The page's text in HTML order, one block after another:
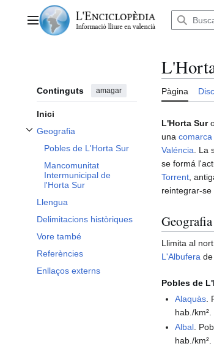
contingutMenú principal
Continguts amagar
Inici
Geografia
Alternar subsecció Geografia
Pobles de L'Horta Sur
Mancomunitat
Intermunicipal de
l'Horta Sur
Llengua
Delimitacions històriques
Vore també
Referències
Enllaços externs
Pàgina
L'Horta Sur
una comarca
Valéncia .
se formá
Torrent ,
reintegrar-se
Geografia
Llimita al
L'Albufera
Pobles de
Alaquàs.
hab./km².
Albal .
hab./km².